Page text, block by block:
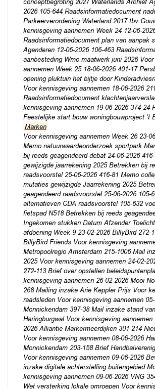
conceptbegroting 2027 Waterlands Archief
2026 105-644 Raadsinformatiedocument
Parkeerverordening Waterland 2017 tbv
kennisgeving aannemen Week 24 12-06-
Raadsinformatiedocument plan van aanpak
Agenderen 12-06-2026 106-463
aanbesteding Wmo maatwerk juni 2026
aannemen Week 25 18-06-2026 401-17
opening pluktuin het bijtje door
Voor kennisgeving aannemen 18-06-2026
Raadsinformatiedocument
kennisgeving aannemen 19-06-2026 374-24
Feestelijke start bouw woningbouwproject ’t
Marken
Voor kennisgeving aannemen Week 26 23-
Memo natuurwaardeonderzoek sportpark
bij reeds geagendeerd debat 24-06-2026
gewijzigde jaarrekening 2025 Betrekken bij
raadsvoorstel 25-06-2026 416-81 Memo
mutaties gewijzigde Jaarrekening 2025
geagendeerd raadsvoorstel 25-06-2026 105-
alternatieven CDA raadsvoorstel 105-632
fietspad N518 Betrekken bij reeds
Ingekomen stukken Datum Afzender
afdoening Week 9 23-02-2026 BillyBird 272-
BillyBird Friends Voor kennisgeving
Metropoolregio Amsterdam 215-1006 Mail
2025 Voor kennisgeving aannemen 24-02-
272-113 Brief over opstellen
kennisgeving aannemen 26-02-2026 Mooi
268 Mailing inzake Arie Keppler Prijs Voor
raadsleden Voor kennisgeving aannemen
Monnickendam 397-38 Mail inzake stand
Haringburgwal Voor kennisgeving aannemen
2026 Alliantie Markermeerdijken 301-214
Voor kennisgeving aannemen 08-06-2026
Monnickendam 203-158 Brief
Voor kennisgeving aannemen 09-06-2026
inzake digitale achterstelling buitengebied
kennisgeving aannemen 09-06-2026 VNG
Wet versterking lokale omroepen Voor